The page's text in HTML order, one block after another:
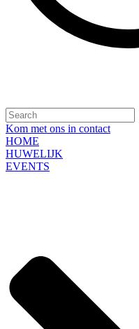
Kom met ons in contact
HOME
HUWELIJK
EVENTS